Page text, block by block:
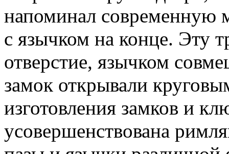
напоминал современную
с язычком на конце. Эту
отверстие, язычком
замок открывали
изготовления замков и
усовершенствована